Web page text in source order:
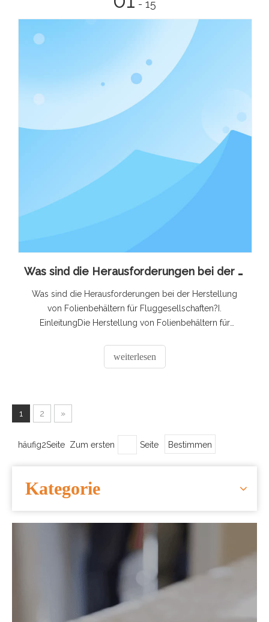
- 15
Was sind die Herausforderungen bei der Herstellung von Folienbehältern für Fluggesellschaften?
Was sind die Herausforderungen bei der Herstellung
von Folienbehältern für Fluggesellschaften?I.
EinleitungDie Herstellung von Folienbehältern für
Verpackungsindustrie, das im Catering- und Food-
Service-Sektor der Fluggesellschaften eine
weiterlesen
1 2 »
häufig2Seite Zum ersten Seite Bestimmen
Kategorie